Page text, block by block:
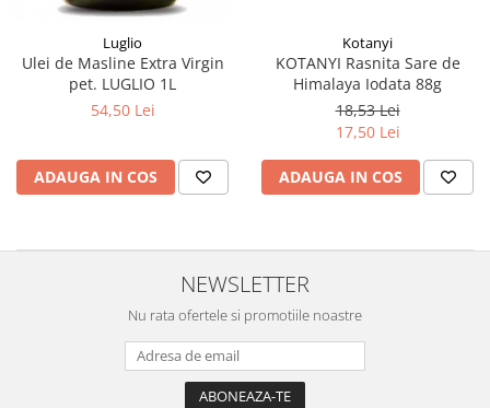
Luglio
Ulei de Masline Extra Virgin
pet. LUGLIO 1L
54,50 Lei
ADAUGA IN COS
Kotanyi
KOTANYI Rasnita Sare de
Himalaya Iodata 88g
18,53 Lei
17,50 Lei
ADAUGA IN COS
NEWSLETTER
Nu rata ofertele si promotiile noastre